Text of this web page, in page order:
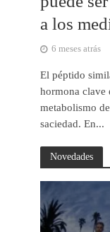
a los
6 meses atrás
El péptido
hormona clave
metabolismo
saciedad. En...
Novedades